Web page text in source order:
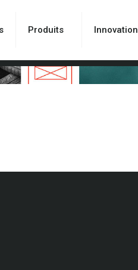
Produits Innovation